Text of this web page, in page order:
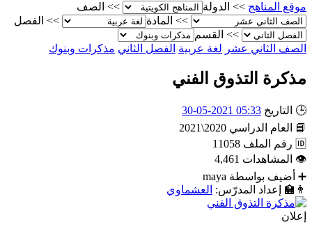
موقع المناهج >> الدولة >>
الصف
>>
المادة >>
الفصل
>>
القسم
الصف الثاني عشر لغة عربية الفصل الثاني مذكرات وبنوك
مذكرة التذوق الفني
🕒 التاريخ 05:33 2021-05-30
📘
العام الدراسي 2020\2021
🆔 رقم الملف 11058
👁
المشاهدات 4,461
➕
أضيف بواسطة maya
👨‍🏫
إعداد المدرّس: العشماوي
إعلان